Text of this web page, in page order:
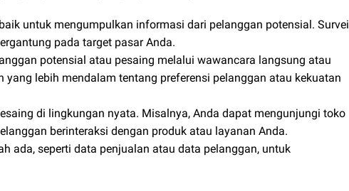
untuk mengumpulkan informasi dari pelanggan potensial. Survei
pada target pasar Anda.
potensial atau pesaing melalui wawancara langsung atau
lebih mendalam tentang preferensi pelanggan atau kekuatan
di lingkungan nyata. Misalnya, Anda dapat mengunjungi toko
berinteraksi dengan produk atau layanan Anda.
ada, seperti data penjualan atau data pelanggan, untuk